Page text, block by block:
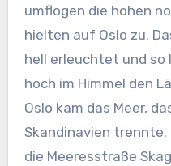
umflogen die hohen
hielten auf Oslo zu.
hell erleuchtet und so
hoch im Himmel den
Oslo kam das Meer,
Skandinavien trennte.
die Meeresstraße